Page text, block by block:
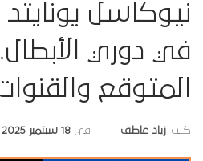
نيوكاسل
في دوري
المتوقع
كتب زياد عاطف في 18 سبتمبر 2025